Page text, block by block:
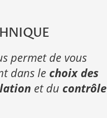
permet de vous
dans le choix des
et du contrôle